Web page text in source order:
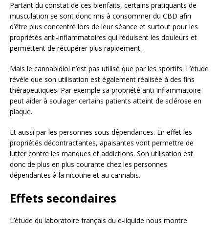
Partant du constat de ces bienfaits, certains pratiquants de
musculation se sont donc mis à consommer du CBD afin
d’être plus concentré lors de leur séance et surtout pour les
propriétés anti-inflammatoires qui réduisent les douleurs et
permettent de récupérer plus rapidement.
Mais le cannabidiol n’est pas utilisé que par les sportifs. L’étude
révèle que son utilisation est également réalisée à des fins
thérapeutiques. Par exemple sa propriété anti-inflammatoire
peut aider à soulager certains patients atteint de sclérose en
plaque.
Et aussi par les personnes sous dépendances. En effet les
propriétés décontractantes, apaisantes vont permettre de
lutter contre les manques et addictions. Son utilisation est
donc de plus en plus courante chez les personnes
dépendantes à la nicotine et au cannabis.
Effets secondaires
L’étude du laboratoire français du e-liquide nous montre